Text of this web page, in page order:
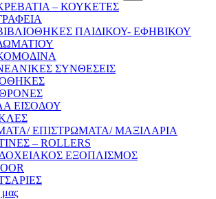
– ΚΟΥΚΕΤΕΣ
ΠΑΙΔΙΚΟΥ- ΕΦΗΒΙΚΟΥ
ΣΥΝΘΕΣΕΙΣ
ΕΙΣΟΔΟΥ
ΕΠΙΣΤΡΩΜΑΤΑ/ ΜΑΞΙΛΑΡΙΑ
– ROLLERS
ΕΞΟΠΛΙΣΜΟΣ
μας